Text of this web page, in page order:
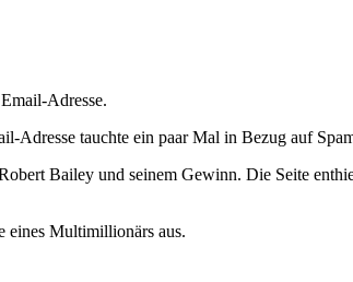
Adresse.
Adresse tauchte ein paar Mal in Bezug auf
Bailey und seinem Gewinn. Die Seite
eines Multimillionärs aus.